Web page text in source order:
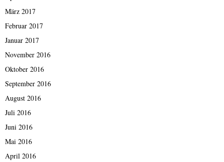
März 2017
Februar 2017
Januar 2017
November 2016
Oktober 2016
September 2016
August 2016
Juli 2016
Juni 2016
Mai 2016
April 2016